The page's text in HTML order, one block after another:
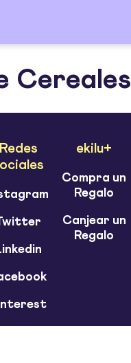
Cereales
Redes
ekilu+
Compra un
Regalo
Canjear un
Regalo